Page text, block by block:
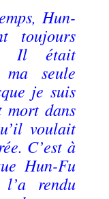
Hun-
toujours
Il était
seule
je suis
mort dans
voulait
C’est à
Hun-Fu
rendu